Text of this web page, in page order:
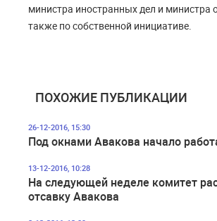
министра иностранных дел и министра
также по собственной инициативе.
ПОХОЖИЕ ПУБЛИКАЦИИ
26-12-2016, 15:30
Под окнами Авакова начало
13-12-2016, 10:28
На следующей неделе комитет
отсавку Авакова